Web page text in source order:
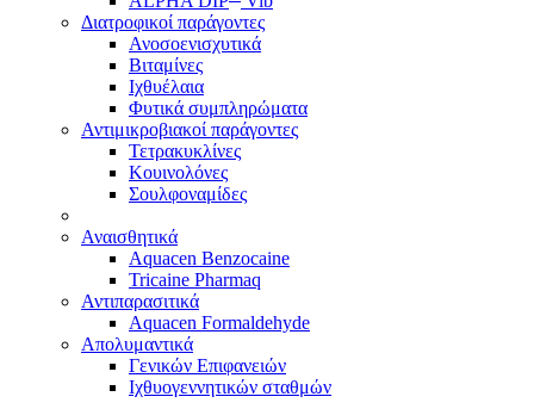
Διατροφικοί παράγοντες
Ανοσοενισχυτικά
Βιταμίνες
Ιχθυέλαια
Φυτικά συμπληρώματα
Αντιμικροβιακοί παράγοντες
Τετρακυκλίνες
Κουινολόνες
Σουλφοναμίδες
Αναισθητικά
Aquacen Benzocaine
Tricaine Pharmaq
Αντιπαρασιτικά
Aquacen Formaldehyde
Απολυμαντικά
Γενικών Επιφανειών
Ιχθυογεννητικών σταθμών